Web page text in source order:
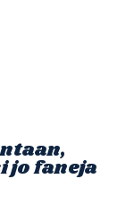
jo faneja